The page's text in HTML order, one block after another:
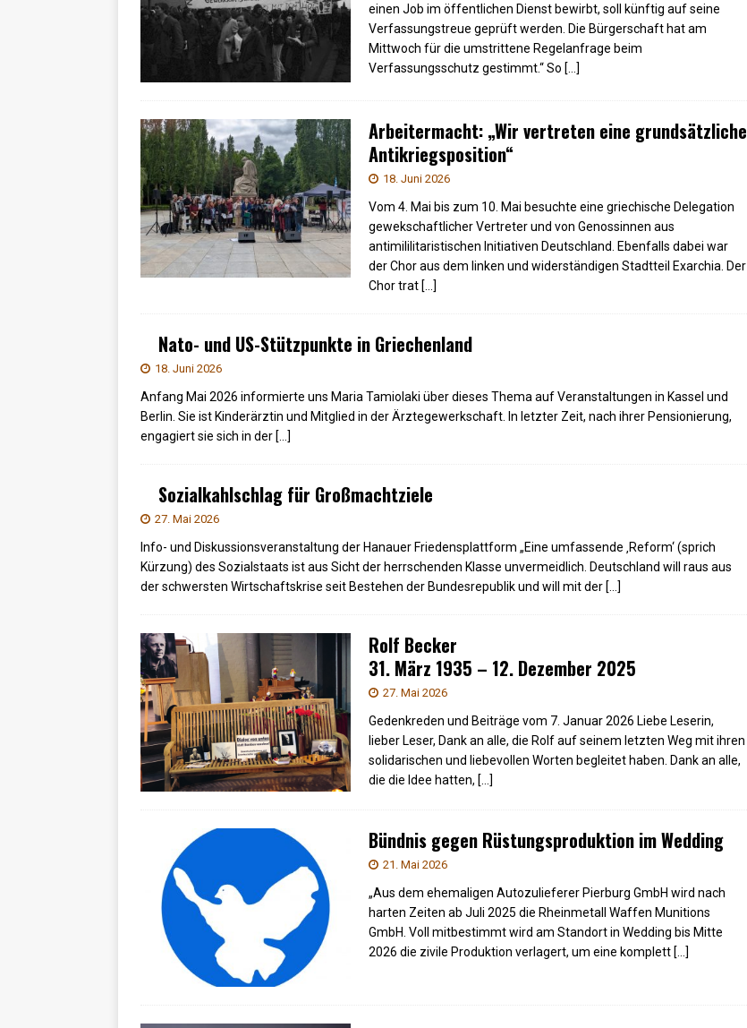
einen Job im öffentlichen Dienst bewirbt, soll künftig auf seine
Verfassungstreue geprüft werden. Die Bürgerschaft hat am
Mittwoch für die umstrittene Regelanfrage beim
Verfassungsschutz gestimmt.“ So […]
Arbeitermacht: „Wir vertreten eine grundsätzliche
Antikriegsposition“
18. Juni 2026
Vom 4. Mai bis zum 10. Mai besuchte eine griechische Delegation
gewekschaftlicher Vertreter und von Genossinnen aus
antimililitaristischen Initiativen Deutschland. Ebenfalls dabei war
der Chor aus dem linken und widerständigen Stadtteil Exarchia. Der
Chor trat […]
Nato- und US-Stützpunkte in Griechenland
18. Juni 2026
Anfang Mai 2026 informierte uns Maria Tamiolaki über dieses Thema auf Veranstaltungen in Kassel und
Berlin. Sie ist Kinderärztin und Mitglied in der Ärztegewerkschaft. In letzter Zeit, nach ihrer Pensionierung,
engagiert sie sich in der […]
Sozialkahlschlag für Großmachtziele
27. Mai 2026
Info- und Diskussionsveranstaltung der Hanauer Friedensplattform „Eine umfassende ‚Reform‘ (sprich
Kürzung) des Sozialstaats ist aus Sicht der herrschenden Klasse unvermeidlich. Deutschland will raus aus
der schwersten Wirtschaftskrise seit Bestehen der Bundesrepublik und will mit der […]
Rolf Becker
31. März 1935 – 12. Dezember 2025
27. Mai 2026
Gedenkreden und Beiträge vom 7. Januar 2026 Liebe Leserin,
lieber Leser, Dank an alle, die Rolf auf seinem letzten Weg mit ihren
solidarischen und liebevollen Worten begleitet haben. Dank an alle,
die die Idee hatten, […]
Bündnis gegen Rüstungsproduktion im Wedding
21. Mai 2026
„Aus dem ehemaligen Autozulieferer Pierburg GmbH wird nach
harten Zeiten ab Juli 2025 die Rheinmetall Waffen Munitions
GmbH. Voll mitbestimmt wird am Standort in Wedding bis Mitte
2026 die zivile Produktion verlagert, um eine komplett […]